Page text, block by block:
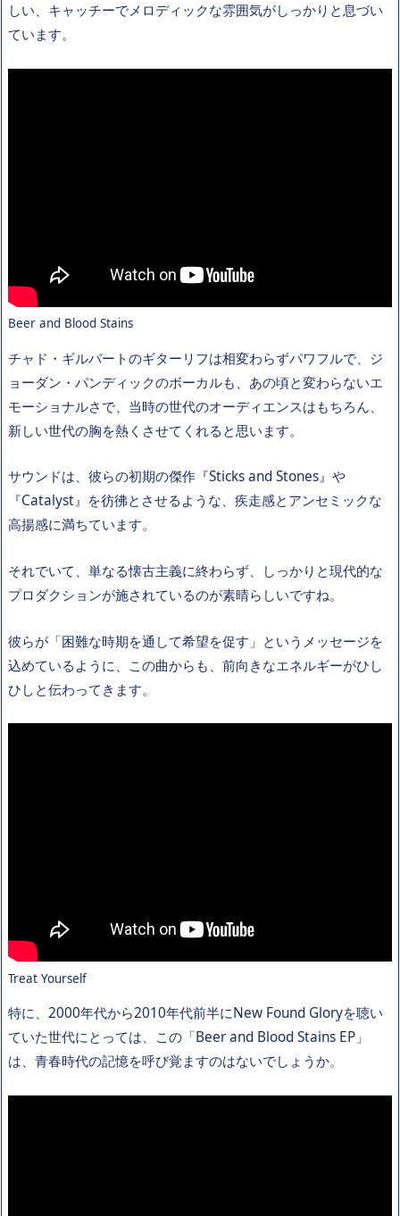
しい、キャッチーでメロディックな雰囲気がしっかりと息づい
ています。
Beer and Blood Stains
チャド・ギルバートのギターリフは相変わらずパワフルで、ジ
ョーダン・パンディックのボーカルも、あの頃と変わらないエ
モーショナルさで、当時の世代のオーディエンスはもちろん、
新しい世代の胸を熱くさせてくれると思います。
サウンドは、彼らの初期の傑作『Sticks and Stones』や
『Catalyst』を彷彿とさせるような、疾走感とアンセミックな
高揚感に満ちています。
それでいて、単なる懐古主義に終わらず、しっかりと現代的な
プロダクションが施されているのが素晴らしいですね。
彼らが「困難な時期を通して希望を促す」というメッセージを
込めているように、この曲からも、前向きなエネルギーがひし
ひしと伝わってきます。
Treat Yourself
特に、2000年代から2010年代前半にNew Found Gloryを聴い
ていた世代にとっては、この「Beer and Blood Stains EP」
は、青春時代の記憶を呼び覚ますのはないでしょうか。